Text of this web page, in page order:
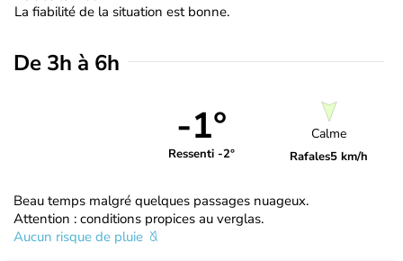
La fiabilité de la situation est bonne.
De 3h à 6h
-1°
Ressenti -2°
Calme
Rafales5 km/h
Beau temps malgré quelques passages nuageux.
Attention : conditions propices au verglas.
Aucun risque de pluie